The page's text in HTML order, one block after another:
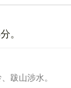
。
跋山涉水。